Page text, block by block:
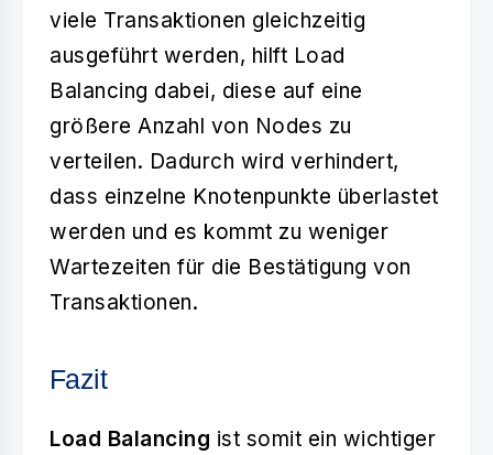
viele Transaktionen gleichzeitig
ausgeführt werden, hilft Load
Balancing dabei, diese auf eine
größere Anzahl von Nodes zu
verteilen. Dadurch wird verhindert,
dass einzelne Knotenpunkte überlastet
werden und es kommt zu weniger
Wartezeiten für die Bestätigung von
Transaktionen.
Fazit
Load Balancing ist somit ein wichtiger